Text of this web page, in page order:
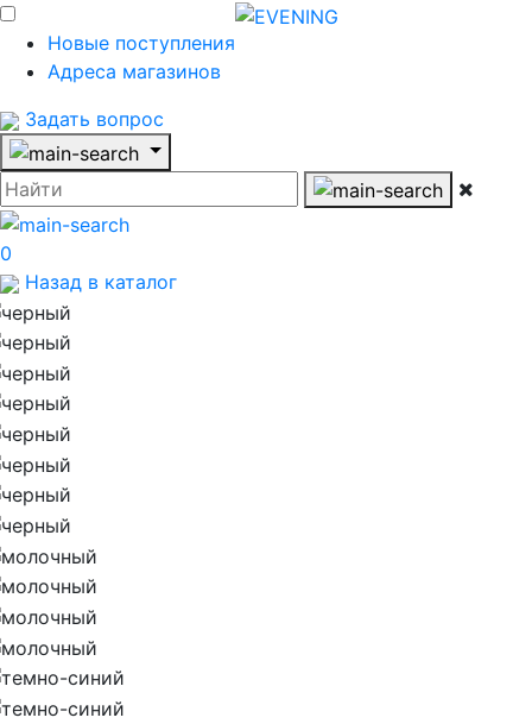
Новые поступления
Адреса магазинов
Задать вопрос
0
Назад в каталог